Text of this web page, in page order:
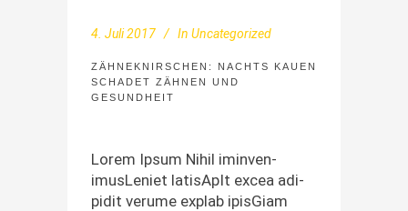
4. Juli 2017 In Uncategorized
ZÄHNEKNIRSCHEN: NACHTS KAUEN
SCHADET ZÄHNEN UND
GESUNDHEIT
Lorem Ipsum Nihil imin­ven­
imusLe­ni­et lati­s­ApIt excea adi­
pid­it verume explab ipis­Giam